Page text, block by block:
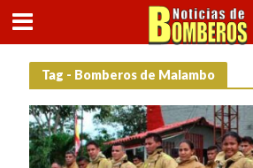
Tag - Bomberos de Malambo